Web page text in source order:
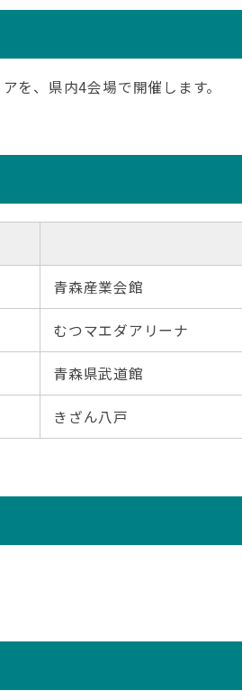
を、県内4会場で開催します。
青森産業会館
むつマエダアリーナ
青森県武道館
きざん八戸